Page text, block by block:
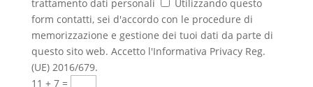
trattamento dati personali
Utilizzando questo
form contatti, sei d'accordo con le procedure di
memorizzazione e gestione dei tuoi dati da parte di
questo sito web. Accetto l'Informativa Privacy Reg.
(UE) 2016/679.
11 + 7=